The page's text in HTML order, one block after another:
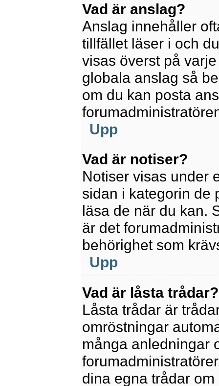
Vad är anslag?
Anslag innehåller
tillfället läser i och
visas överst på
globala anslag så
om du kan posta
Upp
Vad är notiser?
Notiser visas under
sidan i kategorin de
läsa de när du kan.
är det
behörighet som
Upp
Vad är låsta trådar?
Låsta trådar är
omröstningar
många anledningar
dina egna trådar